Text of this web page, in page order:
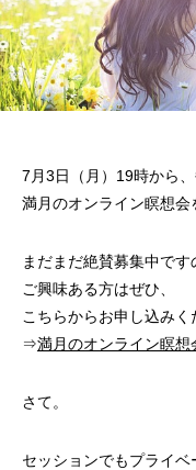
7月3日（月）19時から
満月のオンライン瞑想会
まだまだ絶賛募集中です
ご興味ある方はぜひ、
こちらからお申し込みく
⇒満月のオンライン瞑想
さて。
セッションでもプライベ